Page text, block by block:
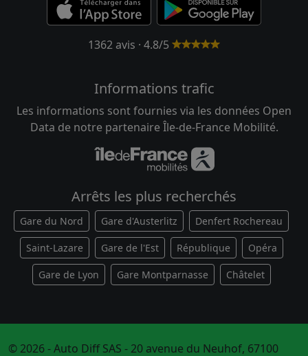
1362 avis · 4.8/5
Informations trafic
Les informations sont fournies via les données Open
Data de notre partenaire Île-de-France Mobilité.
Arrêts les plus recherchés
Gare du Nord Gare d'Austerlitz Denfert Rochereau
Saint-Lazare Gare de l'Est République Opéra
Gare de Lyon Gare Montparnasse Châtelet
© 2026 - Auto Diff SAS - 20 avenue du Neuhof, 67100